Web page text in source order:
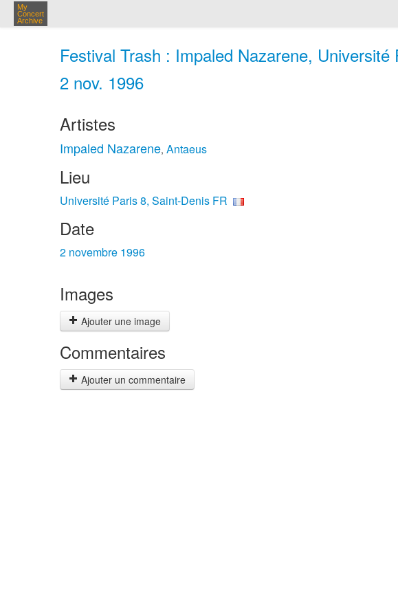
My
Concert
Archive
Festival Trash : Impaled Nazarene,
2 nov. 1996
Artistes
Impaled Nazarene, Antaeus
Lieu
Université Paris 8, Saint-Denis FR
Date
2 novembre 1996
Images
Ajouter une image
Commentaires
Ajouter un commentaire